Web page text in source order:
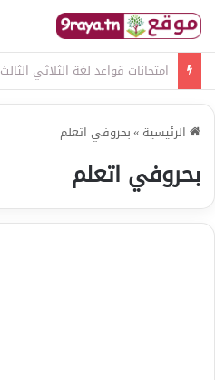
امتحانات قواعد لغة الثلاثي الثالث
الرئيسية »بحروفي اتعلم
بحروفي اتعلم